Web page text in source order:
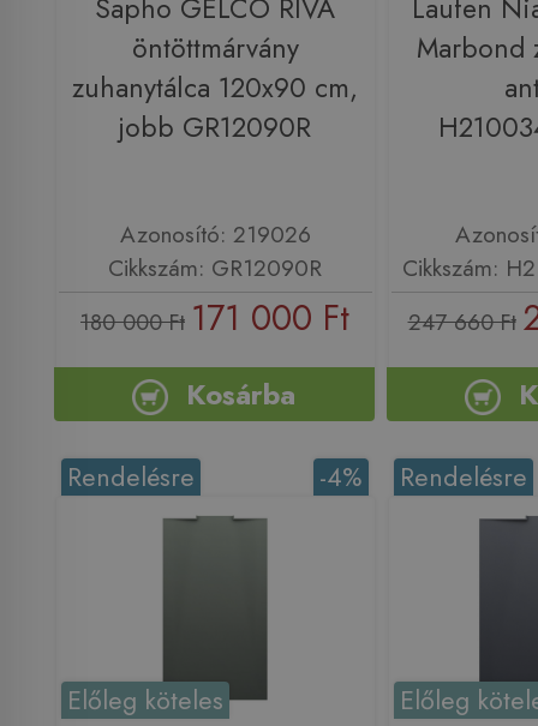
Sapho GELCO RIVA
öntöttmárvány
zuhanytálca 120x90 cm,
jobb GR12090R
Azonosító: 219026
Cikkszám: GR12090R
180 000 Ft 171 000 Ft
Kosárba
Laufen
Marbond
Cikkszám:
247 660 Ft
-4%
Rendelésre
Előleg köteles
Rendelésre
Előleg